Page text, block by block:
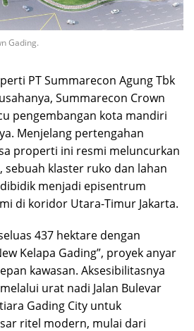
Gading.
PT Summarecon Agung Tbk
Summarecon Crown
pengembangan kota mandiri
Menjelang pertengahan
properti ini resmi meluncurkan
sebuah klaster ruko dan lahan
menjadi episentrum
di koridor Utara-Timur Jakarta.
437 hektare dengan
Kelapa Gading”, proyek anyar
kawasan. Aksesibilitasnya
urat nadi Jalan Bulevar
Gading City untuk
ritel modern, mulai dari